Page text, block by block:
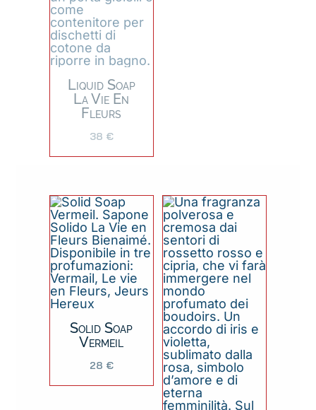
Liquid Soap
La Vie En
Fleurs
38 €
Solid Soap
Vermeil
28 €